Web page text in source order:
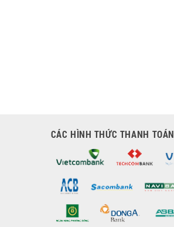
CÁC HÌNH THỨC THANH TOÁN